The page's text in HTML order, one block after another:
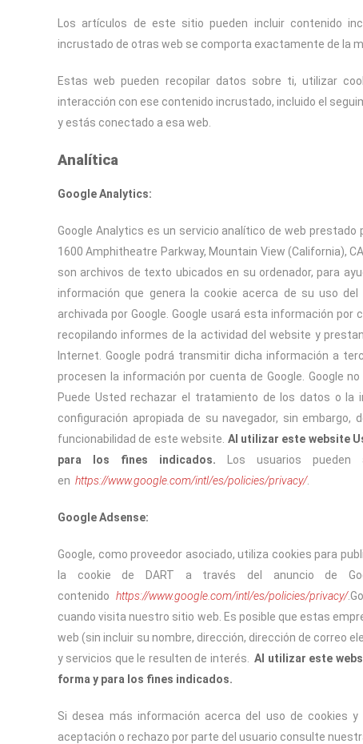
Los artículos de este sitio pueden incluir contenido
incrustado de otras web se comporta exactamente de la
Estas web pueden recopilar datos sobre ti, utilizar
interacción con ese contenido incrustado, incluido el
y estás conectado a esa web.
Analítica
Google Analytics:
Google Analytics es un servicio analítico de web prestado
1600 Amphitheatre Parkway, Mountain View (California),
son archivos de texto ubicados en su ordenador, para
información que genera la cookie acerca de su uso
archivada por Google. Google usará esta información
recopilando informes de la actividad del website y
Internet. Google podrá transmitir dicha información a
procesen la información por cuenta de Google. Google
Puede Usted rechazar el tratamiento de los datos o la
configuración apropiada de su navegador, sin
funcionabilidad de este website. Al utilizar este website
para los fines indicados.
Los usuarios
en https://www.google.com/intl/es/policies/privacy/.
Google Adsense:
Google, como proveedor asociado, utiliza cookies para
la cookie de DART a través del anuncio de
contenido https://www.google.com/intl/es/policies/privacy/
cuando visita nuestro sitio web. Es posible que estas
web (sin incluir su nombre, dirección, dirección de correo
y servicios que le resulten de interés.Al utilizar este
forma y para los fines indicados.
Si desea más información acerca del uso de cookies
aceptación o rechazo por parte del usuario consulte